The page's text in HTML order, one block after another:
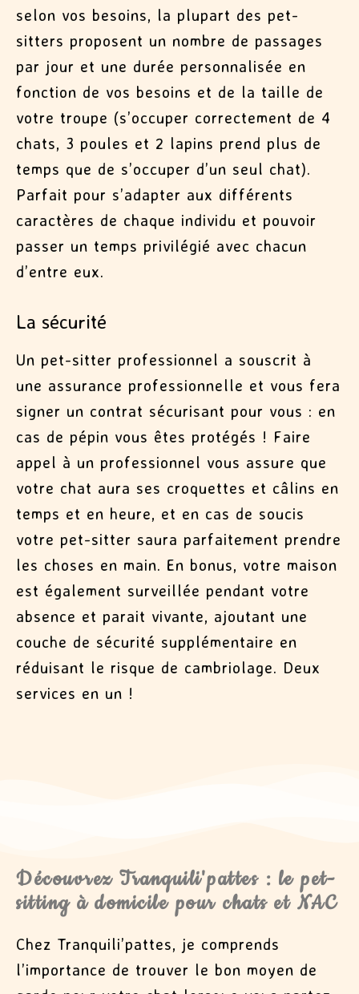
selon vos besoins, la plupart des pet-
sitters proposent un nombre de passages
par jour et une durée personnalisée en
fonction de vos besoins et de la taille de
votre troupe (s’occuper correctement de 4
chats, 3 poules et 2 lapins prend plus de
temps que de s’occuper d’un seul chat).
Parfait pour s’adapter aux différents
caractères de chaque individu et pouvoir
passer un temps privilégié avec chacun
d’entre eux.
La sécurité
Un pet-sitter professionnel a souscrit à
une assurance professionnelle et vous fera
signer un contrat sécurisant pour vous : en
cas de pépin vous êtes protégés ! Faire
appel à un professionnel vous assure que
votre chat aura ses croquettes et câlins en
temps et en heure, et en cas de soucis
votre pet-sitter saura parfaitement prendre
les choses en main. En bonus, votre maison
est également surveillée pendant votre
absence et parait vivante, ajoutant une
couche de sécurité supplémentaire en
réduisant le risque de cambriolage. Deux
services en un !
Découvrez Tranquili'pattes : le pet-
sitting à domicile pour chats et NAC
Chez Tranquili’pattes, je comprends
l’importance de trouver le bon moyen de